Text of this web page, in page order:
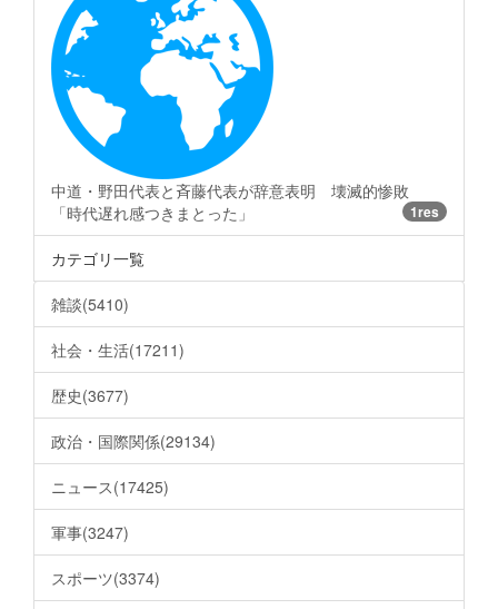
中道・野田代表と斉藤代表が辞意表明 壊滅的惨敗
「時代遅れ感つきまとった」
1res
カテゴリ一覧
雑談(5410)
社会・生活(17211)
歴史(3677)
政治・国際関係(29134)
ニュース(17425)
軍事(3247)
スポーツ(3374)